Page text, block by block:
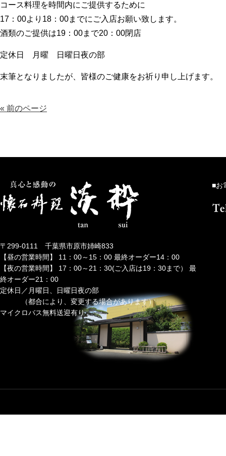
コース料理を時間内にご提供するために
17：00より18：00までにご入店お願い致します。
酒類のご提供は19：00まで20：00閉店
定休日 月曜 日曜日夜の部
末筆となりましたが、皆様のご健康をお祈り申し上げます。
« 前のページ
〒299-0111 千葉県市原市姉崎833
【昼の営業時間】 11：00～15：00 最終オーダー14：00
【夜の営業時間】 17：00～21：30(ご入店は19：30まで） 最
終オーダー21：00
定休日／月曜日、日曜日夜の部
（都合により、変更する場合があります）
マイクロバス無料送迎有り
■お